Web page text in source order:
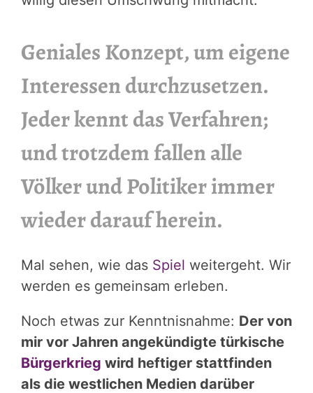
Geniales Konzept, um eigene
Interessen durchzusetzen.
Jeder kennt das Verfahren;
und trotzdem fallen alle
Völker und Politiker immer
wieder darauf herein.
Mal sehen, wie das Spiel weitergeht. Wir
werden es gemeinsam erleben.
Noch etwas zur Kenntnisnahme: Der von
mir vor Jahren angekündigte türkische
Bürgerkrieg wird heftiger stattfinden
als die westlichen Medien darüber